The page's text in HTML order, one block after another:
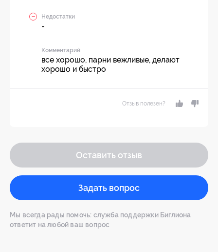
Недостатки
-
Комментарий
все хорошо, парни вежливые, делают
хорошо и быстро
Отзыв полезен?
Оставить отзыв
Задать вопрос
Мы всегда рады помочь: служба поддержки Биглиона
ответит на любой ваш вопрос